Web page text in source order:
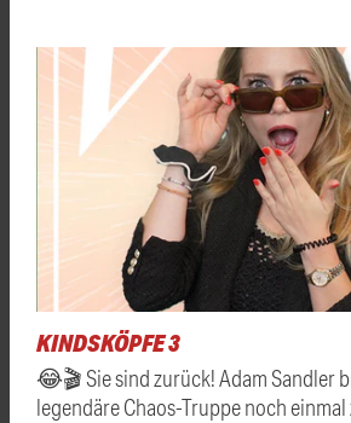
KINDSKÖPFE 3
😂🎬 Sie sind zurück! Adam Sandler
legendäre Chaos-Truppe noch